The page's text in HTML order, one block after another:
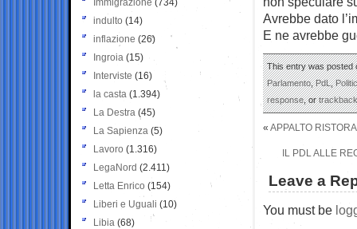
Avrebbe dato
E ne avrebbe
This entry was posted
Parlamento,PdL,
response, ortrackback
« APPALTO
IL PDL ALLE
Leave a
You must be
Immigrazione (734)
indulto (14)
inflazione (26)
Ingroia (15)
Interviste (16)
la casta (1.394)
La Destra (45)
La Sapienza (5)
Lavoro (1.316)
LegaNord (2.411)
Letta Enrico (154)
Liberi e Uguali (10)
Libia (68)